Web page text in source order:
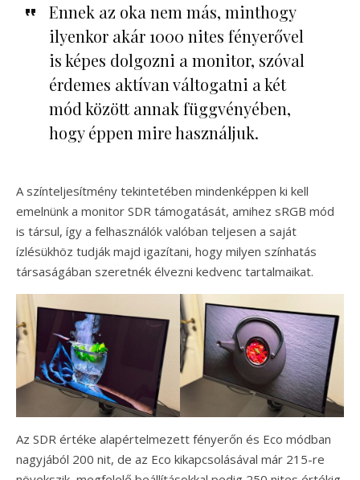
Ennek az oka nem más, minthogy
ilyenkor akár 1000 nites fényerővel
is képes dolgozni a monitor, szóval
érdemes aktívan váltogatni a két
mód között annak függvényében,
hogy éppen mire használjuk.
A színteljesítmény tekintetében mindenképpen ki kell
emelnünk a monitor SDR támogatását, amihez sRGB mód
is társul, így a felhasználók valóban teljesen a saját
ízlésükhöz tudják majd igazítani, hogy milyen színhatás
társaságában szeretnék élvezni kedvenc tartalmaikat.
Az SDR értéke alapértelmezett fényerőn és Eco módban
nagyjából 200 nit, de az Eco kikapcsolásával már 215-re